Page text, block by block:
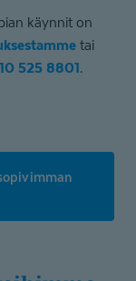
käynnit on
tai
525 8801.